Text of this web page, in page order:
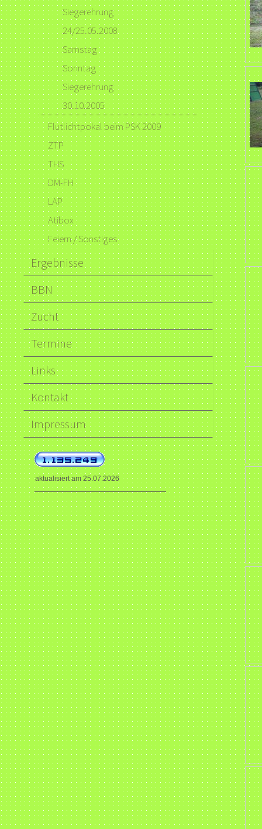
Siegerehrung
24/25.05.2008
Samstag
Sonntag
Siegerehrung
30.10.2005
Flutlichtpokal beim PSK 2009
ZTP
THS
DM-FH
LAP
Atibox
Feiern / Sonstiges
Ergebnisse
BBN
Zucht
Termine
Links
Kontakt
Impressum
aktualisiert am 25.07.2026